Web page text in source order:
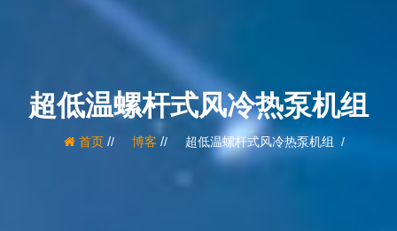
超低温螺杆式风冷热泵机组
首页/ 博客 / 超低温螺杆式风冷热泵机组